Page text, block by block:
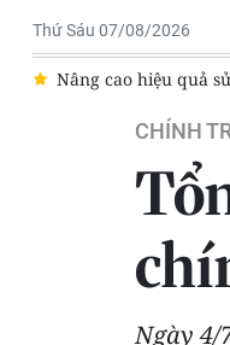
Thứ Sáu 07/08/2026
đánh giá trong công tác
CHÍNH
Ngày 4/